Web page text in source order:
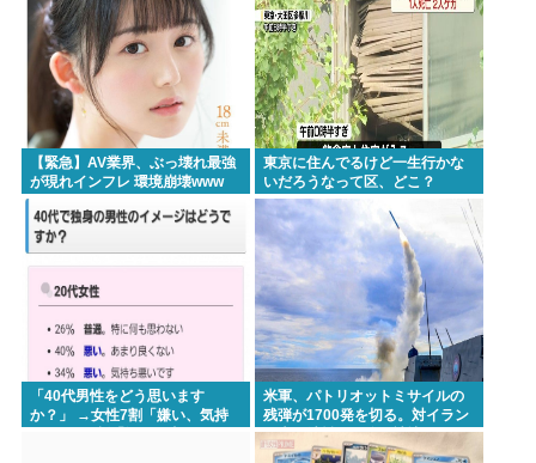
【緊急】AV業界、ぶっ壊れ最強
が現れインフレ 環境崩壊www
東京に住んでるけど一生行かな
いだろうなって区、どこ？
「40代男性をどう思います
か？」 →女性7割「嫌い、気持
米軍、パトリオットミサイルの
残弾が1700発を切る。対イラン
で大量消耗した分を補填するの
に2年以上かかる模様。